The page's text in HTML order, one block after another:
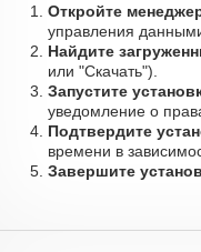
Откройте
управления
Найдите
или "Скачать").
Запустите
уведомление о
Подтвердите
времени в
Завершите